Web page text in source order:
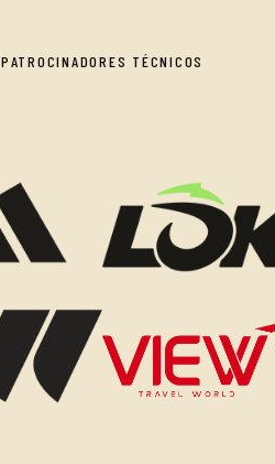
PATROCINADORES TÉCNICOS